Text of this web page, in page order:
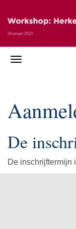
De
De inschrijftermijn